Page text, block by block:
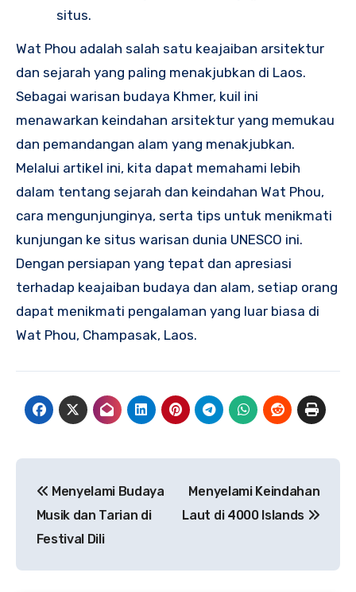
situs.
Wat Phou adalah salah satu keajaiban arsitektur
dan sejarah yang paling menakjubkan di Laos.
Sebagai warisan budaya Khmer, kuil ini
menawarkan keindahan arsitektur yang memukau
dan pemandangan alam yang menakjubkan.
Melalui artikel ini, kita dapat memahami lebih
dalam tentang sejarah dan keindahan Wat Phou,
cara mengunjunginya, serta tips untuk menikmati
kunjungan ke situs warisan dunia UNESCO ini.
Dengan persiapan yang tepat dan apresiasi
terhadap keajaiban budaya dan alam, setiap orang
dapat menikmati pengalaman yang luar biasa di
Wat Phou, Champasak, Laos.
pos
Menyelami Budaya
Musik dan Tarian di
Festival Dili
Menyelami Keindahan
Laut di 4000 Islands